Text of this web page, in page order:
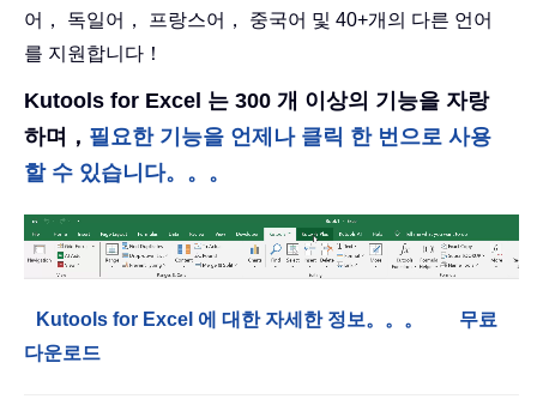
어， 독일어， 프랑스어， 중국어 및 40+개의 다른 언어
를 지원합니다！
Kutools for Excel 는 300 개 이상의 기능을 자랑
하며， 필요한 기능을 언제나 클릭 한 번으로 사용
할 수 있습니다。。。
Kutools for Excel 에 대한 자세한 정보。。。
무료
다운로드